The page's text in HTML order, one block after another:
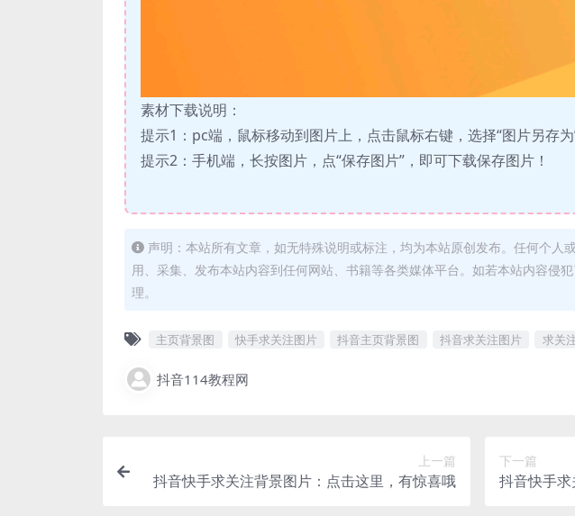
素材下载说明：
提示1：pc端，鼠标移动到图片上，点击鼠标右键，选择“图片另存
提示2：手机端，长按图片，点“保存图片”，即可下载保存图片！
声明：本站所有文章，如无特殊说明或标注，均为本站原创发布。任何个人
用、采集、发布本站内容到任何网站、书籍等各类媒体平台。如若本站内容侵
理。
主页背景图 快手求关注图片 抖音主页背景图 抖音求关注图片 求关
抖音114教程网
上一篇
抖音快手求关注背景图片：点击这里，有惊喜哦
下一篇
抖音快手